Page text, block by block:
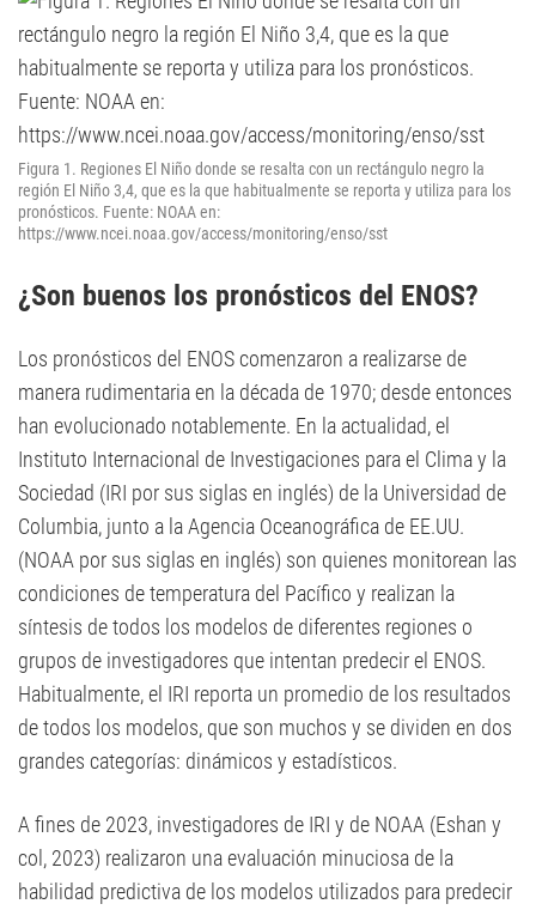
Figura 1. Regiones El Niño donde se resalta con un rectángulo negro la
región El Niño 3,4, que es la que habitualmente se reporta y utiliza para los
pronósticos. Fuente: NOAA en:
https://www.ncei.noaa.gov/access/monitoring/enso/sst
¿Son buenos los pronósticos del ENOS?
Los pronósticos del ENOS comenzaron a realizarse de
manera rudimentaria en la década de 1970; desde entonces
han evolucionado notablemente. En la actualidad, el
Instituto Internacional de Investigaciones para el Clima y la
Sociedad (IRI por sus siglas en inglés) de la Universidad de
Columbia, junto a la Agencia Oceanográfica de EE.UU.
(NOAA por sus siglas en inglés) son quienes monitorean las
condiciones de temperatura del Pacífico y realizan la
síntesis de todos los modelos de diferentes regiones o
grupos de investigadores que intentan predecir el ENOS.
Habitualmente, el IRI reporta un promedio de los resultados
de todos los modelos, que son muchos y se dividen en dos
grandes categorías: dinámicos y estadísticos.
A fines de 2023, investigadores de IRI y de NOAA (Eshan y
col, 2023) realizaron una evaluación minuciosa de la
habilidad predictiva de los modelos utilizados para predecir